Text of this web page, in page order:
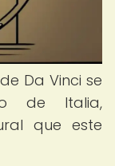
Da Vinci se
de Italia,
que este